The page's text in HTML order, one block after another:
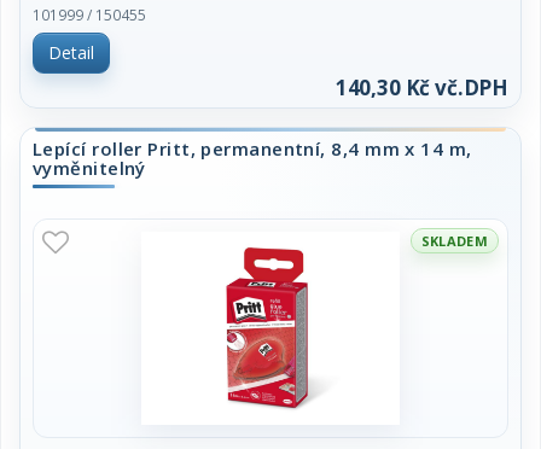
cena za ks
101999 / 150455
Detail
140,30 Kč vč.DPH
Lepící roller Pritt, permanentní, 8,4 mm x 14 m,
vyměnitelný
SKLADEM